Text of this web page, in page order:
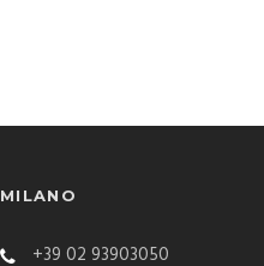
MILANO
+39 02 93903050